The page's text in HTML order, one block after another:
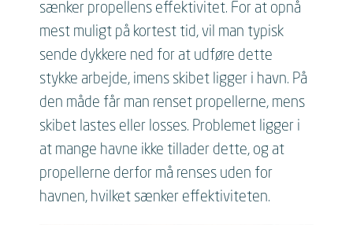
sænker propellens effektivitet. For at opnå
mest muligt på kortest tid, vil man typisk
sende dykkere ned for at udføre dette
stykke arbejde, imens skibet ligger i havn. På
den måde får man renset propellerne, mens
skibet lastes eller losses. Problemet ligger i
at mange havne ikke tillader dette, og at
propellerne derfor må renses uden for
havnen, hvilket sænker effektiviteten.